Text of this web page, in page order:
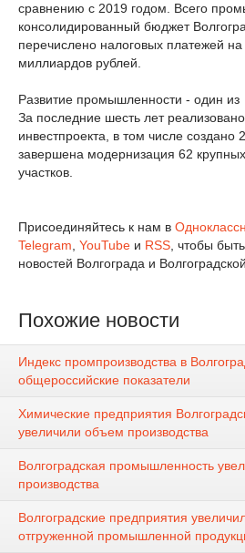
сравнению с 2019 годом. Всего
консолидированный бюджет
перечислено налоговых платежей
миллиардов рублей.
Развитие промышленности - один из
За последние шесть лет
инвестпроекта, в том числе создано
завершена модернизация 62
участков.
Присоединяйтесь к нам в
Telegram YouTube и RSS , чтобы
новостей Волгограда и
Похожие новости
Индекс промпроизводства в
общероссийские показатели
Химические предприятия
увеличили объем производства
Волгоградская промышленность
производства
Волгоградские предприятия
отгруженной промышленной